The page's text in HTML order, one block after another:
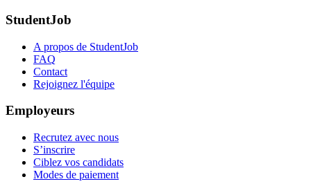
StudentJob
A propos de StudentJob
FAQ
Contact
Rejoignez l'équipe
Employeurs
Recrutez avec nous
S’inscrire
Ciblez vos candidats
Modes de paiement